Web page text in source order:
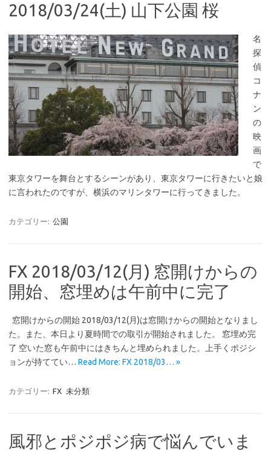
2018/03/24(土) 山下公園 桜
名
探
偵
コ
ナ
ン
の
映
画
で
東京タワーを舞台とするシーンがあり、東京タワーに行きたいと娘
に言われたのですが、横浜のマリンタワーに行ってきました。
カテゴリー: 公園
FX 2018/03/12(月) 窓開けからの
開始、窓埋めは午前中に完了
窓開けからの開始 2018/03/12(月)は窓開けからの開始となりまし
た。また、本日より夏時間での取引が開始されました。 窓埋め完
了 空いた窓も午前中にはきちんと埋められました。上手くポジシ
ョンが持ててい… Read More: FX 2018/03… »
カテゴリー: FX 未分類
風邪とポジポジ病で悩んでいま